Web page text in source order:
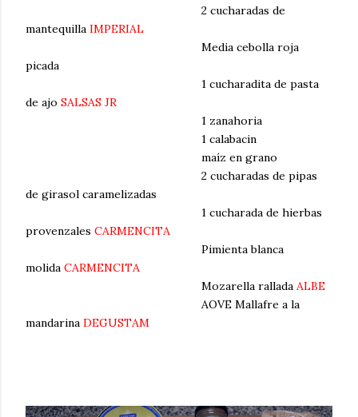
2 cucharadas de
mantequilla IMPERIAL
Media cebolla roja
picada
1 cucharadita de pasta
de ajo SALSAS JR
1 zanahoria
1 calabacin
maíz en grano
2 cucharadas de pipas
de girasol caramelizadas
1 cucharada de hierbas
provenzales CARMENCITA
Pimienta blanca
molida CARMENCITA
Mozarella rallada ALBE
AOVE Mallafre a la
mandarina DEGUSTAM